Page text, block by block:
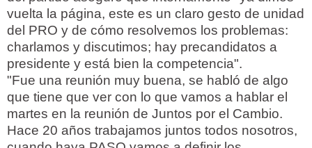
vuelta la página, este es un claro gesto de unidad
del PRO y de cómo resolvemos los problemas:
charlamos y discutimos; hay precandidatos a
presidente y está bien la competencia".
"Fue una reunión muy buena, se habló de algo
que tiene que ver con lo que vamos a hablar el
martes en la reunión de Juntos por el Cambio.
Hace 20 años trabajamos juntos todos nosotros,